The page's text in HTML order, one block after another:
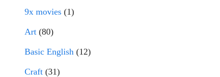
9x movies (1)
Art (80)
Basic English (12)
Craft (31)